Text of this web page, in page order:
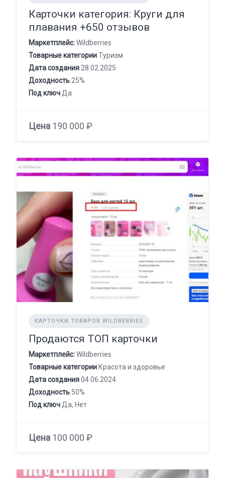
Карточки категория: Круги для
плавания +650 отзывов
Маркетплейс:Wildberries
Товарные категорииТуризм
Дата создания 28.02.2025
Доходность 25%
Под ключ Да
Цена 190 000 ₽
КАРТОЧКИ ТОВАРОВ WILDBERRIES
Продаются ТОП карточки
Маркетплейс:Wildberries
Товарные категорииКрасота и здоровье
Дата создания04.06.2024
Доходность 50%
Под ключ Да, Нет
Цена 100 000 ₽